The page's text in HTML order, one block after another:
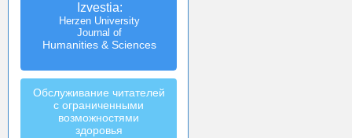
Izvestia:
Herzen University
Journal of
Humanities & Sciences
Обслуживание читателей
с ограниченными
возможностями
здоровья